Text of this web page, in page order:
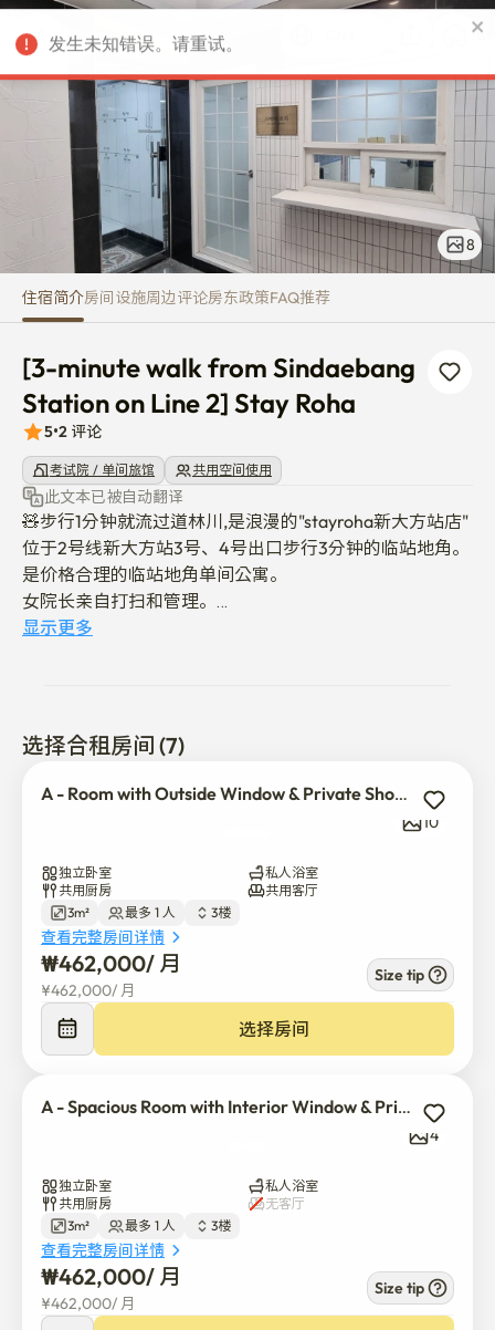
[3-minute walk from
8
住宿简介房间设施周边评论房东政策FAQ推荐
[3-minute walk from Sindaebang
Station on Line 2] Stay Roha
5•2 评论
考试院 / 单间旅馆 共用空间使用
此文本已被自动翻译
🧸步行1分钟就流过道林川,是浪漫的"stayroha新大方站店"
位于2号线新大方站3号、4号出口步行3分钟的临站地角。
是价格合理的临站地角单间公寓。
女院长亲自打扫和管理。
最重视的是一起进行的人们的氛围
想和高品质居民一起生活的人请立即联系我！
- 所有房间都是用ARC特殊砖建成的，隔音性能最佳！
- 宽敞整洁的公用厨房和公用空间。
- 私人冰箱
- 大型公用冰柜
- 所有房间均设置单独门锁
- 超高速网络，提供Wi-Fi
- 万科克制冰饮水机
- 整洁的卫生间
- 洗衣机4台，烘干机2台，免费提供洗涤剂
- 冷暖气热水24小时营业
- 利用自动温度传感器，夏天24小时启动空调，冬天24小
时启动地板暖气
- 宽敞的停车位
- 长/短期住宿均可
- 可进行迁入申报
显示更多
选择合租房间 (7)
A - Room with Outside Window & Private Shower
10
独立卧室
私人浴室
共用厨房
共用客厅
3m²
最多 1 人 3楼
查看完整房间详情
₩462,000/ 月
¥462,000/ 月
Size tip
选择房间
A - Spacious Room with Interior Window & Private Shower
4
独立卧室
私人浴室
共用厨房
无客厅
3m²
最多 1 人 3楼
查看完整房间详情
₩462,000/ 月
¥462,000/ 月
Size tip
发生未知错误。请重试。